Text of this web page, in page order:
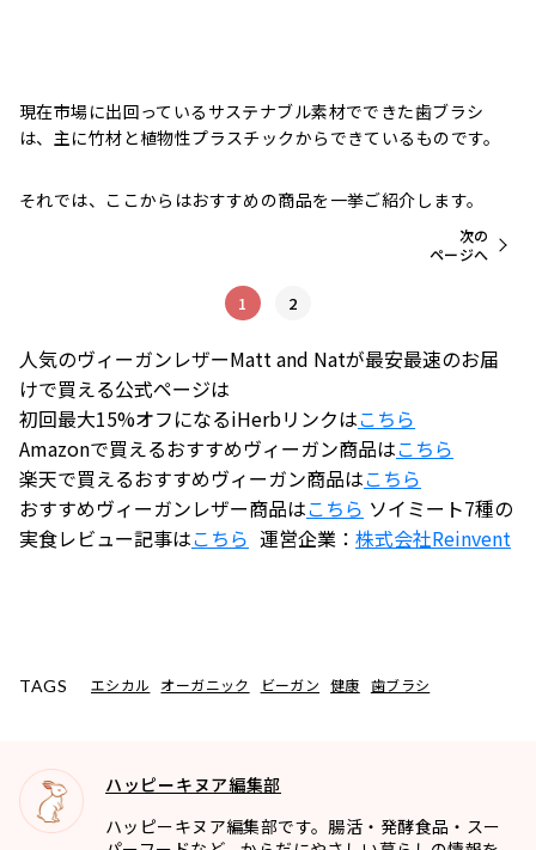
現在市場に出回っているサステナブル素材でできた歯ブラシ
は、主に竹材と植物性プラスチックからできているものです。
それでは、ここからはおすすめの商品を一挙ご紹介します。
1 2
次の
ページへ
人気のヴィーガンレザーMatt and Natが最安最速のお届
けで買える公式ページは
初回最大15%オフになるiHerbリンクはこちら
Amazonで買えるおすすめヴィーガン商品はこちら
楽天で買えるおすすめヴィーガン商品はこちら
おすすめヴィーガンレザー商品はこちら ソイミート7種の
実食レビュー記事はこちら 運営企業： 株式会社Reinvent
TAGS エシカル オーガニック ビーガン 健康 歯ブラシ
ハッピーキヌア編集部
ハッピーキヌア編集部です。腸活・発酵食品・スー